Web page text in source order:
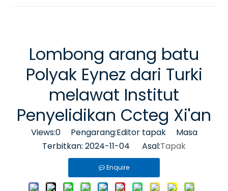
Lombong arang batu
Polyak Eynez dari Turki
melawat Institut
Penyelidikan Ccteg Xi'an
Views:0Pengarang:Editor tapak Masa
Terbitkan: 2024-11-04 Asal:Tapak
Enquire